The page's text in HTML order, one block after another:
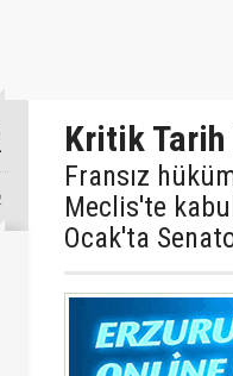
Kritik
Fransız
Meclis'te
Ocak'ta